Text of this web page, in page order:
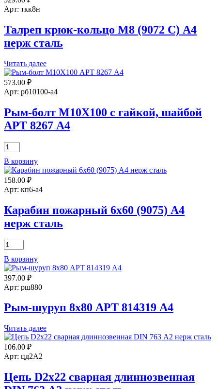
Арт: ткк8н
Талреп крюк-кольцо М8 (9072 С) А4
нерж сталь
Читать далее
573.00 ₽
Арт: рб10100-а4
Рым-болт M10X100 с гайкой, шайбой
АРТ 8267 А4
Количество
товара
Рым-
болт
M10X100
с
шайбой
АРТ
8267
В корзину
158.00 ₽
Арт: кп6-а4
Карабин пожарный 6х60 (9075) А4
нерж сталь
Количество
товара
Карабин
пожарный
6х60
(9075)
нерж
сталь
В корзину
397.00 ₽
Арт: рш880
Рым-шуруп 8х80 АРТ 814319 А4
Читать далее
106.00 ₽
Арт: цд2А2
Цепь D2х22 сварная длиннозвенная